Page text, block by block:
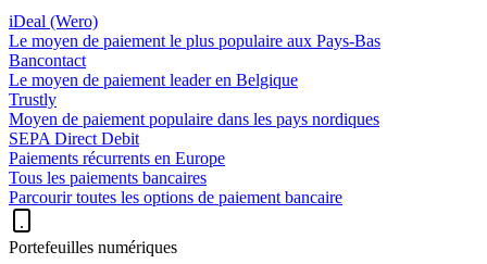
iDeal (Wero)
Le moyen de paiement le plus populaire aux Pays-Bas
Bancontact
Le moyen de paiement leader en Belgique
Trustly
Moyen de paiement populaire dans les pays nordiques
SEPA Direct Debit
Paiements récurrents en Europe
Tous les paiements bancaires
Parcourir toutes les options de paiement bancaire
Portefeuilles numériques